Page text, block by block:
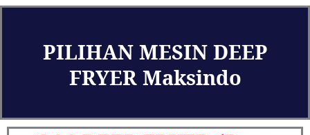
PILIHAN MESIN DEEP
FRYER Maksindo